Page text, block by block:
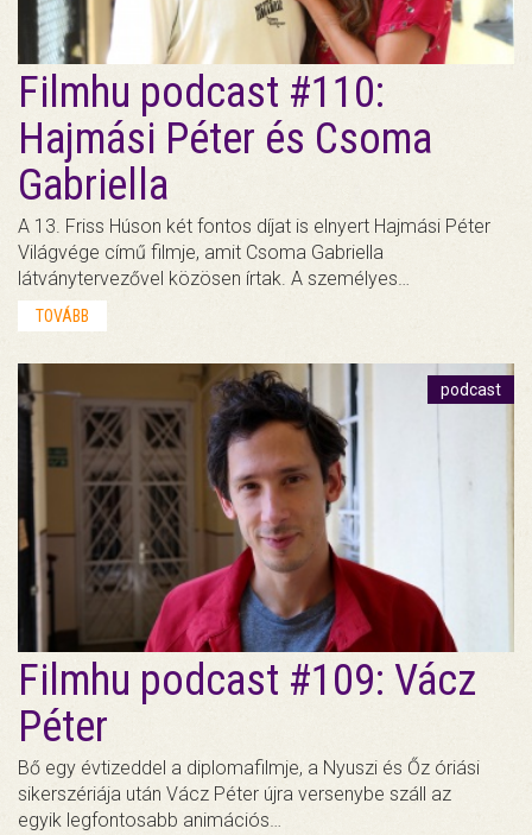
Filmhu podcast #110:
Hajmási Péter és Csoma
Gabriella
A 13. Friss Húson két fontos díjat is elnyert Hajmási Péter
Világvége című filmje, amit Csoma Gabriella
látványtervezővel közösen írtak. A személyes…
TOVÁBB
podcast
Filmhu podcast #109: Vácz
Péter
Bő egy évtizeddel a diplomafilmje, a Nyuszi és Őz óriási
sikerszériája után Vácz Péter újra versenybe száll az
egyik legfontosabb animációs…